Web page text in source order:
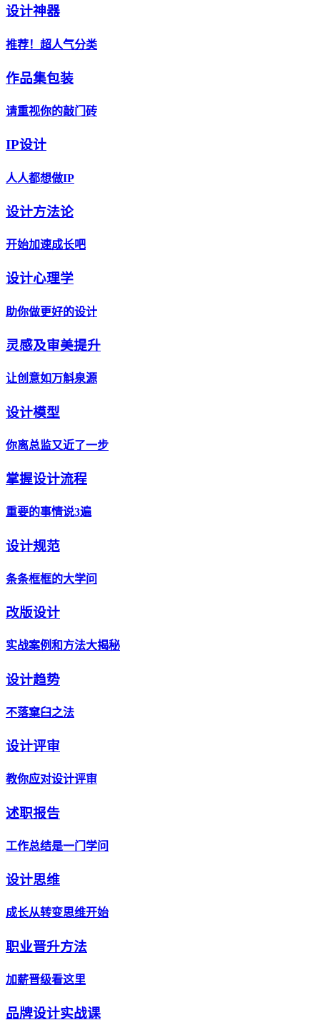
设计神器
推荐！超人气分类
作品集包装
请重视你的敲门砖
IP设计
人人都想做IP
设计方法论
开始加速成长吧
设计心理学
助你做更好的设计
灵感及审美提升
让创意如万斛泉源
设计模型
你离总监又近了一步
掌握设计流程
重要的事情说3遍
设计规范
条条框框的大学问
改版设计
实战案例和方法大揭秘
设计趋势
不落窠臼之法
设计评审
教你应对设计评审
述职报告
工作总结是一门学问
设计思维
成长从转变思维开始
职业晋升方法
加薪晋级看这里
品牌设计实战课